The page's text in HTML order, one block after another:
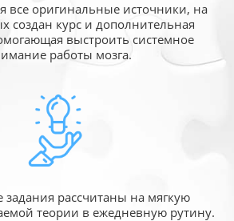
все оригинальные источники, на
создан курс и дополнительная
выстроить системное
работы мозга.
задания рассчитаны на мягкую
теории в ежедневную рутину.